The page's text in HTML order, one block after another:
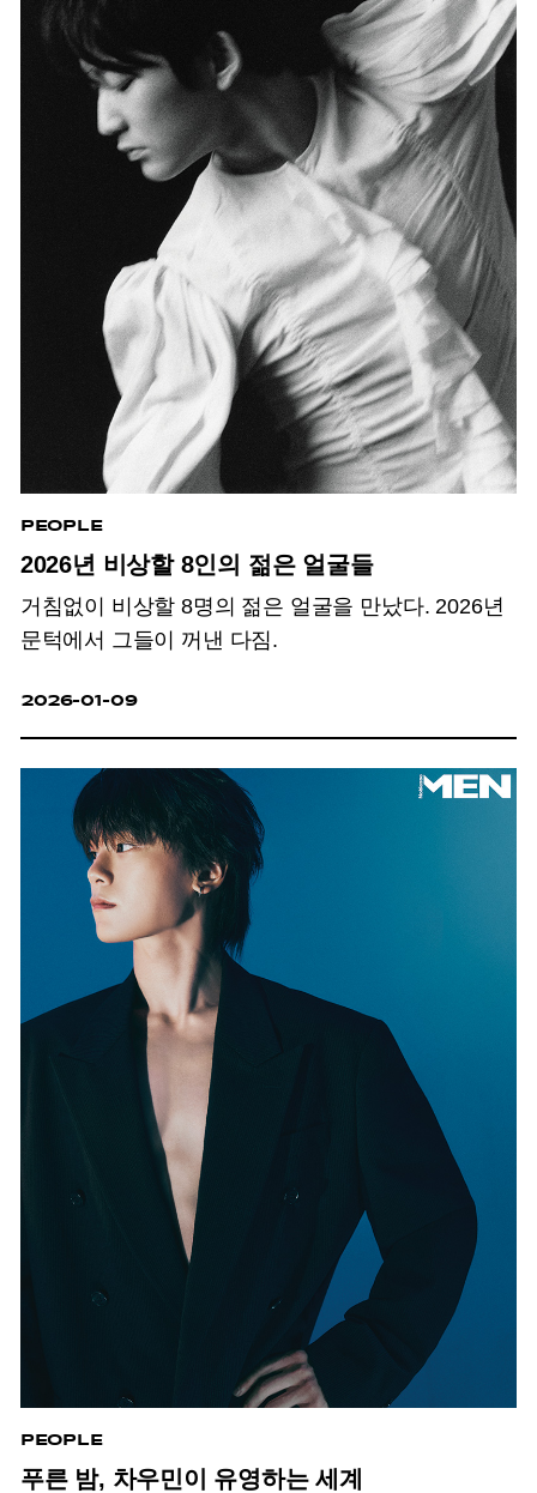
PEOPLE
2026년 비상할 8인의 젊은 얼굴들
거침없이 비상할 8명의 젊은 얼굴을 만났다. 2026년
문턱에서 그들이 꺼낸 다짐.
2026-01-09
PEOPLE
푸른 밤, 차우민이 유영하는 세계